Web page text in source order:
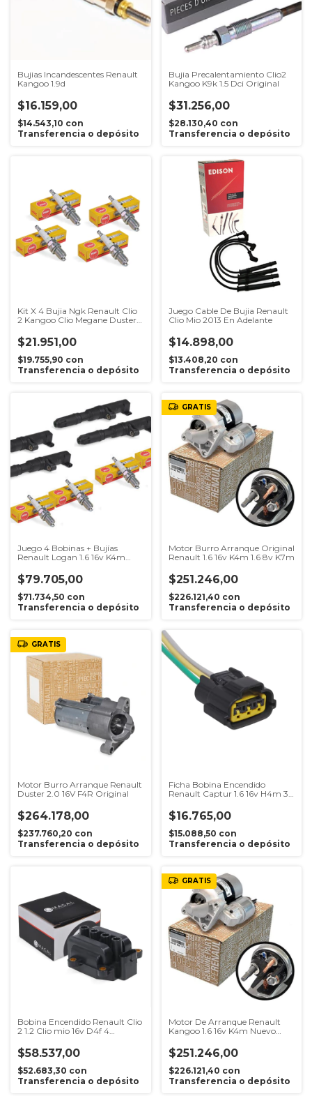
Bujias Incandescentes Renault
Kangoo 1.9d
$16.159,00
$14.543,10 con
Transferencia o depósito
Bujia Precalentamiento Clio2
Kangoo K9k 1.5 Dci Original
$31.256,00
$28.130,40 con
Transferencia o depósito
Kit X 4 Bujia Ngk Renault Clio
2 Kangoo Clio Megane Duster
K4m 1.6 16v
$21.951,00
$19.755,90 con
Transferencia o depósito
Juego Cable De Bujia Renault
Clio Mio 2013 En Adelante
$14.898,00
$13.408,20 con
Transferencia o depósito
Juego 4 Bobinas + Bujías
Renault Logan 1.6 16v K4m
$79.705,00
$71.734,50 con
Transferencia o depósito
GRATIS
Motor Burro Arranque Original
Renault 1.6 16v K4m 1.6 8v K7m
$251.246,00
$226.121,40 con
Transferencia o depósito
GRATIS
Motor Burro Arranque Renault
Duster 2.0 16V F4R Original
$264.178,00
$237.760,20 con
Transferencia o depósito
Ficha Bobina Encendido
Renault Captur 1.6 16v H4m 3
$16.765,00
$15.088,50 con
Transferencia o depósito
Bobina Encendido Renault Clio
2 1.2 Clio mio 16v D4f 4
$58.537,00
$52.683,30 con
Transferencia o depósito
GRATIS
Motor De Arranque Renault
Kangoo 1.6 16v K4m Nuevo
$251.246,00
$226.121,40 con
Transferencia o depósito